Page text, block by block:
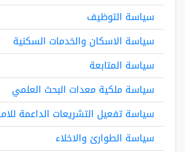
سياسة التوظيف
سياسة الاسكان والخدمات السكنية
سياسة المتابعة
سياسة ملكية معدات البحث العلمي
سياسة تفعيل التشريعات الداعمة
سياسة الطوارئ والاخلاء